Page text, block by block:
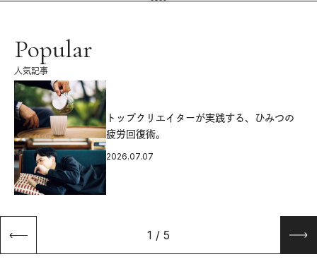
Popular
人気記事
トップクリエイターが実践する、ひみつの
疲労回復術。
2026.07.07
1 / 5